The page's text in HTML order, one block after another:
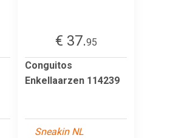
€ 37.95
Conguitos
Enkellaarzen 114239
Sneakin NL